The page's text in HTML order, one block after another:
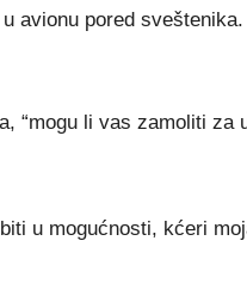
avionu pored sveštenika.
“mogu li vas zamoliti za
u mogućnosti, kćeri